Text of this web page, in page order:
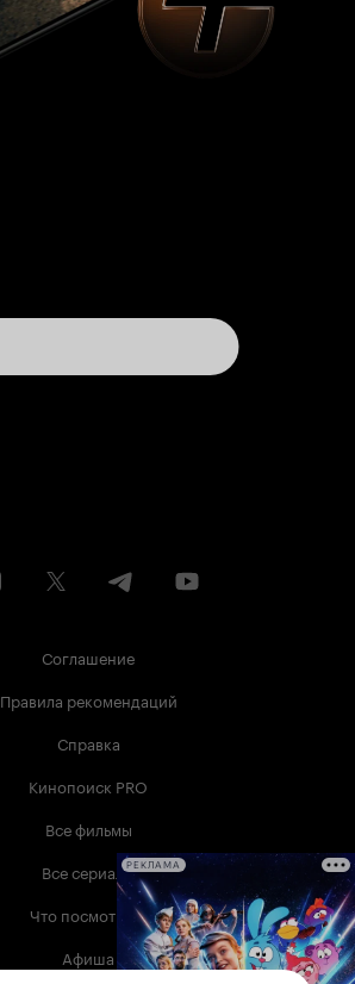
Соглашение
Правила рекомендаций
Справка
Кинопоиск PRO
Все фильмы
Все сериалы
Что посмотреть
Афиша
РЕКЛАМА